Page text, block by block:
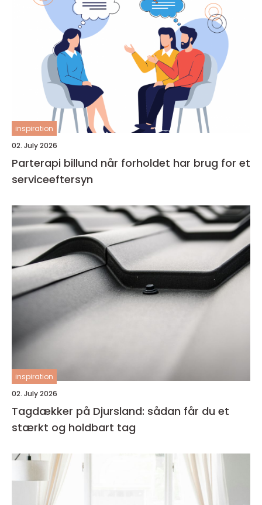
inspiration
02. July 2026
Parterapi billund når forholdet har brug for et
serviceeftersyn
inspiration
02. July 2026
Tagdækker på Djursland: sådan får du et
stærkt og holdbart tag